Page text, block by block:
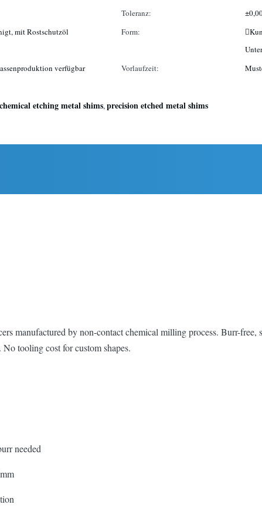
Toleranz:
mit Rostschutzöl
Form:
verfügbar Vorlaufzeit:
chemical etching metal shims,precision etched metal shims
manufactured by non-contact chemical milling process. Burr-
tooling cost for custom shapes.
needed